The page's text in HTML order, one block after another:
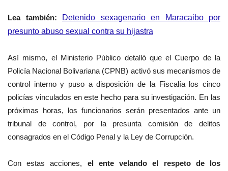
Lea también:
Detenido sexagenario en Maracaibo por
presunto abuso sexual contra su hijastra
Así mismo, el Ministerio Público detalló que el Cuerpo de la
Policía Nacional Bolivariana (CPNB) activó sus mecanismos de
control interno y puso a disposición de la Fiscalía los cinco
policías vinculados en este hecho para su investigación. En las
próximas horas, los funcionarios serán presentados ante un
tribunal de control, por la presunta comisión de delitos
consagrados en el Código Penal y la Ley de Corrupción.
Con estas acciones, el ente velando el respeto de los